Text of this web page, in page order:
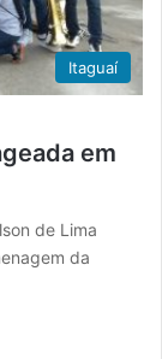
Itaguaí
em
de Lima
da